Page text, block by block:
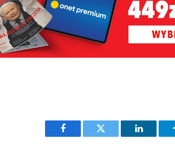
Facebook Twitter LinkedIn